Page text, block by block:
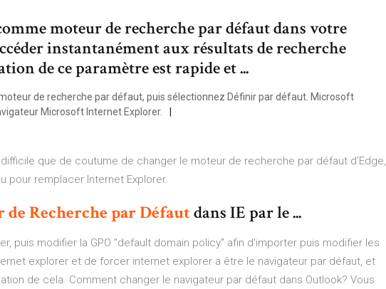
moteur de recherche par défaut dans votre
instantanément aux résultats de recherche
de ce paramètre est rapide et ...
de recherche par défaut, puis sélectionnez Définir par défaut. Microsoft
Microsoft Internet Explorer.
difficile que de coutume de changer le moteur de recherche par défaut d’Edge,
pour remplacer Internet Explorer.
deRecherchepar Défautdans IE par le ...
puis modifier la GPO "default domain policy" afin d'importer puis modifier les
explorer et de forcer internet explorer a être le navigateur par défaut, et
de cela. Comment changer le navigateur par défaut dans Outlook? Vous